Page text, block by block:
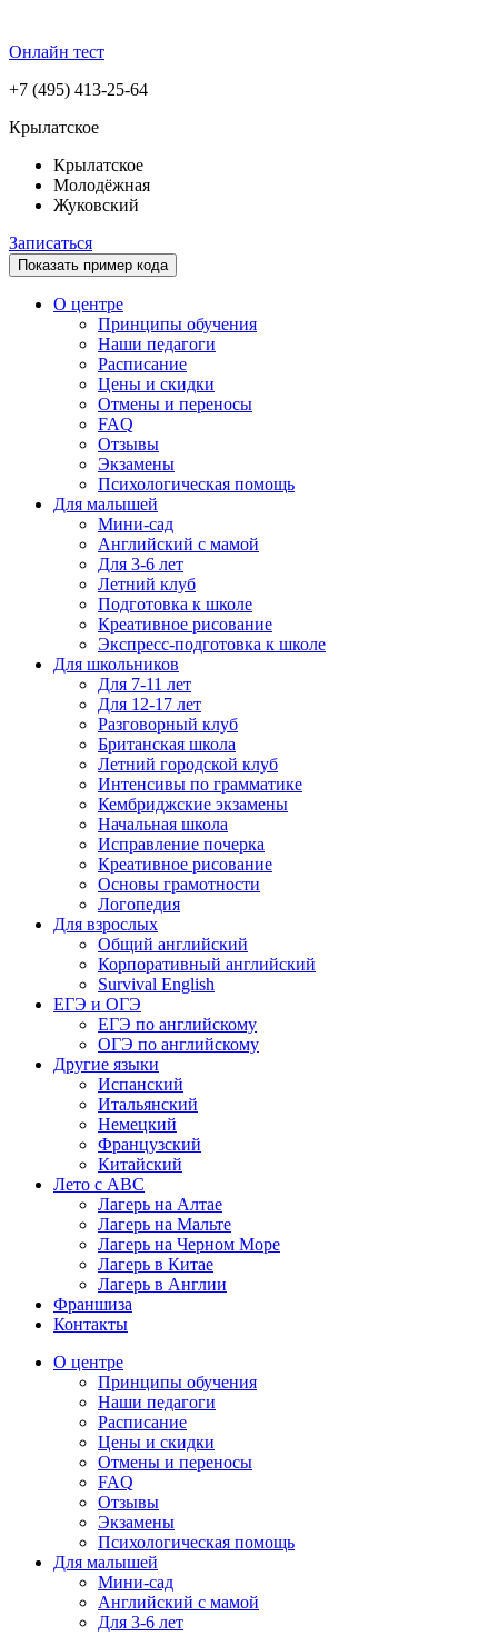
Онлайн тест
+7 (495) 413-25-64
Крылатское
Крылатское
Молодёжная
Жуковский
Записаться
Показать пример кода
О центре
Принципы обучения
Наши педагоги
Расписание
Цены и скидки
Отмены и переносы
FAQ
Отзывы
Экзамены
Психологическая помощь
Для малышей
Мини-сад
Английский с мамой
Для 3-6 лет
Летний клуб
Подготовка к школе
Креативное рисование
Экспресс-подготовка к школе
Для школьников
Для 7-11 лет
Для 12-17 лет
Разговорный клуб
Британская школа
Летний городской клуб
Интенсивы по грамматике
Кембриджские экзамены
Начальная школа
Исправление почерка
Креативное рисование
Основы грамотности
Логопедия
Для взрослых
Общий английский
Корпоративный английский
Survival English
ЕГЭ и ОГЭ
ЕГЭ по английскому
ОГЭ по английскому
Другие языки
Испанский
Итальянский
Немецкий
Французский
Китайский
Лето с ABC
Лагерь на Алтае
Лагерь на Мальте
Лагерь на Черном Море
Лагерь в Китае
Лагерь в Англии
Франшиза
Контакты
О центре
Принципы обучения
Наши педагоги
Расписание
Цены и скидки
Отмены и переносы
FAQ
Отзывы
Экзамены
Психологическая помощь
Для малышей
Мини-сад
Английский с мамой
Для 3-6 лет